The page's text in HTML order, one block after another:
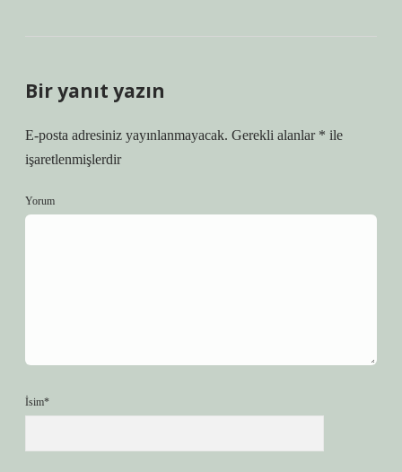
Bir yanıt yazın
E-posta adresiniz yayınlanmayacak. Gerekli alanlar * ile
işaretlenmişlerdir
Yorum
İsim*